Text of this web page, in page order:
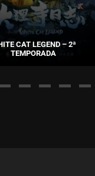
CAT LEGEND – 2ª
TEMPORADA